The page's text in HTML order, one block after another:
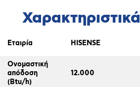
Χαρακτηριστικά
Εταιρία HISENSE
Ονομαστική
απόδοση
(Btu/h)
12.000